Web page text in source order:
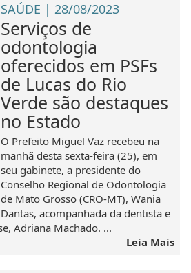
SAÚDE | 28/08/2023
Serviços de
odontologia
oferecidos em PSFs
de Lucas do Rio
Verde são destaques
no Estado
O Prefeito Miguel Vaz recebeu na
manhã desta sexta-feira (25), em
seu gabinete, a presidente do
Conselho Regional de Odontologia
de Mato Grosso (CRO-MT), Wania
Dantas, acompanhada da dentista e
Adriana Machado. ...
Leia Mais